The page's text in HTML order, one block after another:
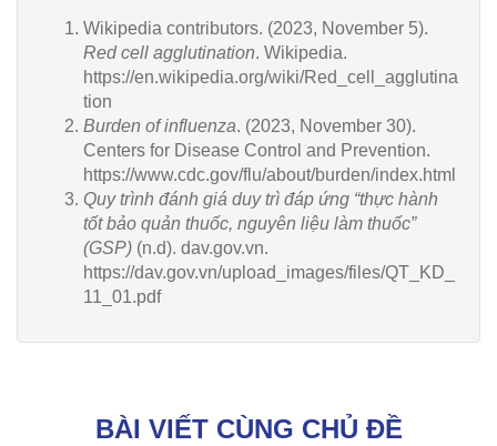
Wikipedia contributors. (2023, November 5).
Red cell agglutination. Wikipedia.
https://en.wikipedia.org/wiki/Red_cell_agglutina
tion
Burden of influenza. (2023, November 30).
Centers for Disease Control and Prevention.
https://www.cdc.gov/flu/about/burden/index.html
Quy trình đánh giá duy trì đáp ứng “thực hành
tốt bảo quản thuốc, nguyên liệu làm thuốc”
(GSP) (n.d). dav.gov.vn.
https://dav.gov.vn/upload_images/files/QT_KD_
11_01.pdf
BÀI VIẾT CÙNG CHỦ ĐỀ